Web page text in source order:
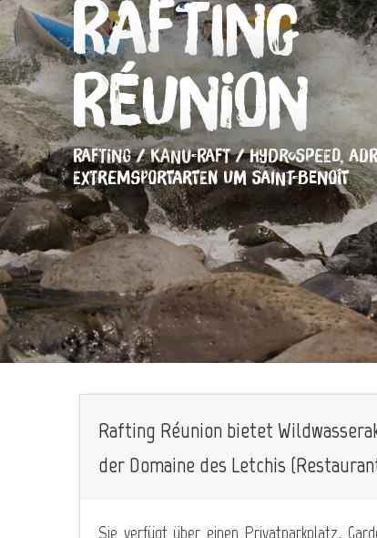
Rafting
Réunion
RAFTING / KANU-RAFT / HYDROSPEED,
EXTREMSPORTARTEN UM SAINT-BENOÎT
Rafting Réunion bietet
der Domaine des Letchis
Sie verfügt über einen Privatparkplatz,